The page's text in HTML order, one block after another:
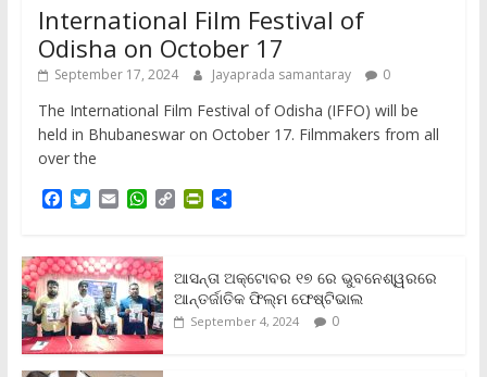
International Film Festival of
Odisha on October 17
September 17, 2024 Jayaprada samantaray 0
The International Film Festival of Odisha (IFFO) will be
held in Bhubaneswar on October 17. Filmmakers from all
over the
F
e
b
o
o
k
T
t
t
e
r
E
i
l
W
t
s
A
p
p
C
L
i
n
k
P
t
F
r
i
S
e
ଆସନ୍ତା ଅକ୍ଟୋବର ୧୭ ରେ ଭୁବନେଶ୍ୱରରେ
ଆନ୍ତର୍ଜାତିକ ଫିଲ୍ମ ଫେଷ୍ଟିଭାଲ
September 4, 2024 0